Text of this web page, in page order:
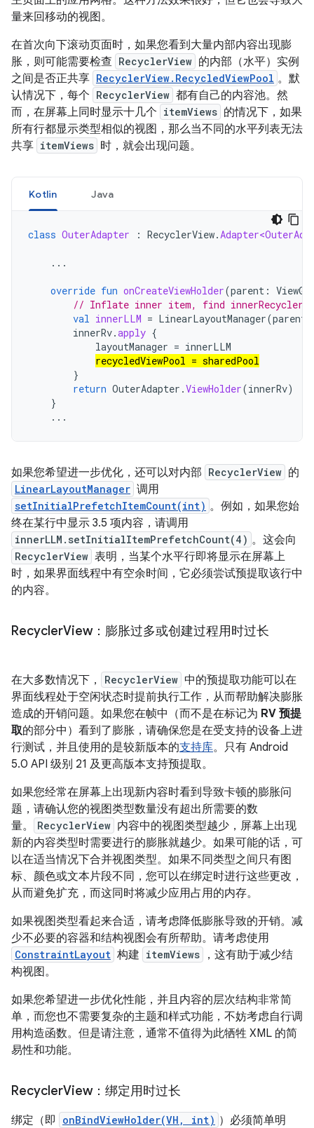
量来回移动的视图。
在首次向下滚动页面时，如果您看到大量内部内容出现膨
胀，则可能需要检查 RecyclerView 的内部（水平）实例
之间是否正共享 RecyclerView.RecycledViewPool 。默
认情况下，每个 RecyclerView 都有自己的内容池。然
而，在屏幕上同时显示十几个 itemViews 的情况下，如果
所有行都显示类型相似的视图，那么当不同的水平列表无法
共享 itemViews 时，就会出现问题。
Kotlin Java
class OuterAdapter : RecyclerView.
...
override fun onCreateViewHolder(parent :
// Inflate inner item, find
val innerLLM = LinearLayoutManager(parent
innerRv.apply {
layoutManager = innerLLM
recycledViewPool = sharedPool
}
return OuterAdapter .ViewHolder(innerRv)
}
...
如果您希望进一步优化，还可以对内部 RecyclerView 的
LinearLayoutManager 调用
setInitialPrefetchItemCount(int) 。例如，如果您始
终在某行中显示 3.5 项内容，请调用
innerLLM.setInitialItemPrefetchCount(4) 。这会向
RecyclerView 表明，当某个水平行即将显示在屏幕上
时，如果界面线程中有空余时间，它必须尝试预提取该行中
的内容。
RecyclerView：膨胀过多或创建过程用时过长
在大多数情况下， RecyclerView 中的预提取功能可以在
界面线程处于空闲状态时提前执行工作，从而帮助解决膨胀
造成的开销问题。如果您在帧中（而不是在标记为 RV 预提
取的部分中）看到了膨胀，请确保您是在受支持的设备上进
行测试，并且使用的是较新版本的支持库。只有 Android
5.0 API 级别 21 及更高版本支持预提取。
如果您经常在屏幕上出现新内容时看到导致卡顿的膨胀问
题，请确认您的视图类型数量没有超出所需要的数
量。
RecyclerView 内容中的视图类型越少，屏幕上出现
新的内容类型时需要进行的膨胀就越少。如果可能的话，可
以在适当情况下合并视图类型。如果不同类型之间只有图
标、颜色或文本片段不同，您可以在绑定时进行这些更改，
从而避免扩充，而这同时将减少应用占用的内存。
如果视图类型看起来合适，请考虑降低膨胀导致的开销。减
少不必要的容器和结构视图会有所帮助。请考虑使用
ConstraintLayout 构建 itemViews
，这有助于减少结
构视图。
如果您希望进一步优化性能，并且内容的层次结构非常简
单，而您也不需要复杂的主题和样式功能，不妨考虑自行调
用构造函数。但是请注意，通常不值得为此牺牲 XML 的简
易性和功能。
RecyclerView：绑定用时过长
绑定（即 onBindViewHolder(VH, int) ）必须简单明